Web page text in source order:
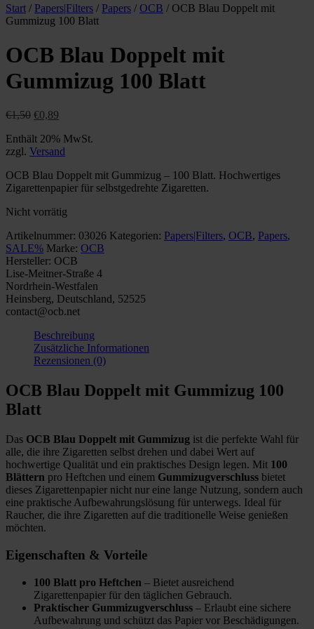
Start / Papers|Filters / Papers / OCB / OCB Blau Doppelt mit
Gummizug 100 Blatt
OCB Blau Doppelt mit
Gummizug 100 Blatt
€1,50 Ursprünglicher
war:
€1,50
€0,89
ist:
€0,89.
Enthält 20% MwSt.
zzgl. Versand
OCB Blau Doppelt mit Gummizug – 100 Blatt. Hochwertiges
Zigarettenpapier für selbstgedrehte Zigaretten.
Nicht vorrätig
Artikelnummer: 03026 Kategorien: Papers|Filters, OCB, Papers,
SALE% Marke: OCB
Hersteller: OCB
Lise-Meitner-Straße 4
Nordrhein-Westfalen
Heinsberg, Deutschland, 52525
contact@ocb.net
Beschreibung
Zusätzliche Informationen
Rezensionen (0)
OCB Blau Doppelt mit Gummizug 100
Blatt
Das OCB Blau Doppelt mit Gummizug ist die perfekte Wahl für
alle, die ihre Zigaretten selbst drehen und dabei Wert auf
hochwertige Qualität und ein praktisches Design legen. Mit 100
Blättern pro Heftchen und einem Gummizugverschluss bietet
dieses Zigarettenpapier nicht nur eine lange Nutzung, sondern auch
eine praktische Aufbewahrungslösung für unterwegs. Ideal für
Raucher, die ihre Zigaretten auf die traditionelle Weise genießen
möchten.
Eigenschaften & Vorteile
100 Blatt pro Heftchen – Bietet ausreichend
Zigarettenpapier für den täglichen Gebrauch.
Praktischer Gummizugverschluss – Erlaubt eine sichere
Aufbewahrung und schützt das Papier vor Beschädigungen.